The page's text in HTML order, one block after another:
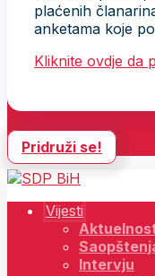
plaćenih
anketama koje
Kliknite ovdje da
Pridruži se!
Vijesti
Intervju